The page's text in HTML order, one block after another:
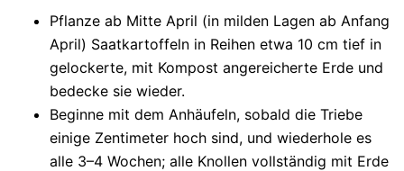
Pflanze ab Mitte April (in milden Lagen ab Anfang
April) Saatkartoffeln in Reihen etwa 10 cm tief in
gelockerte, mit Kompost angereicherte Erde und
bedecke sie wieder.
Beginne mit dem Anhäufeln, sobald die Triebe
einige Zentimeter hoch sind, und wiederhole es
alle 3–4 Wochen; alle Knollen vollständig mit Erde